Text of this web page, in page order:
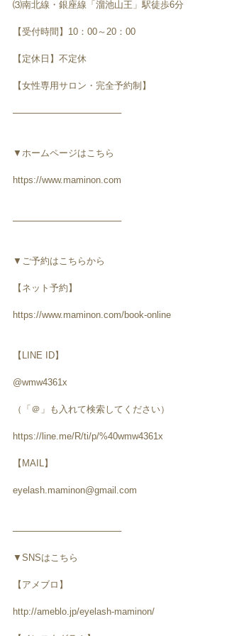
⑶南北線・銀座線「溜池山王」駅徒歩6分
【受付時間】10：00～20：00
【定休日】不定休
【女性専用サロン・完全予約制】
─────────────────
▼ホームページはこちら
https://www.maminon.com
─────────────────
▼ご予約はこちらから
【ネット予約】
https://www.maminon.com/book-online
【LINE ID】
@wmw4361x
（「＠」も入れて検索してください）
https://line.me/R/ti/p/%40wmw4361x
【MAIL】
eyelash.maminon@gmail.com
─────────────────
▼SNSはこちら
【アメブロ】
http://ameblo.jp/eyelash-maminon/